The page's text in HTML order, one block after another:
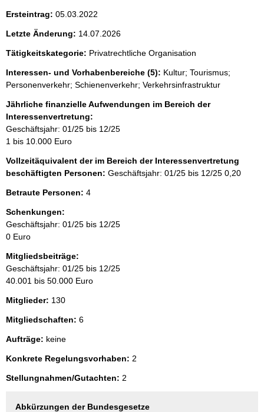
e
p
r
o
S
e
i
t
e
Ersteintrag: 05.03.2022
Letzte Änderung: 14.07.2026
Tätigkeitskategorie: Privatrechtliche Organisation
Interessen- und Vorhabenbereiche (5): Kultur; Tourismus;
Personenverkehr; Schienenverkehr; Verkehrsinfrastruktur
Jährliche finanzielle Aufwendungen im Bereich der
Interessenvertretung:
Geschäftsjahr: 01/25 bis 12/25
1 bis 10.000 Euro
Vollzeitäquivalent der im Bereich der Interessenvertretung
beschäftigten Personen: Geschäftsjahr: 01/25 bis 12/25 0,20
Betraute Personen: 4
Schenkungen:
Geschäftsjahr: 01/25 bis 12/25
0 Euro
Mitgliedsbeiträge:
Geschäftsjahr: 01/25 bis 12/25
40.001 bis 50.000 Euro
Mitglieder: 130
Mitgliedschaften: 6
Aufträge: keine
Konkrete Regelungsvorhaben: 2
Stellungnahmen/Gutachten: 2
Abkürzungen der Bundesgesetze